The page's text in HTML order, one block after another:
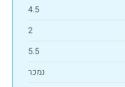
4.5
2
5.5
נמכר